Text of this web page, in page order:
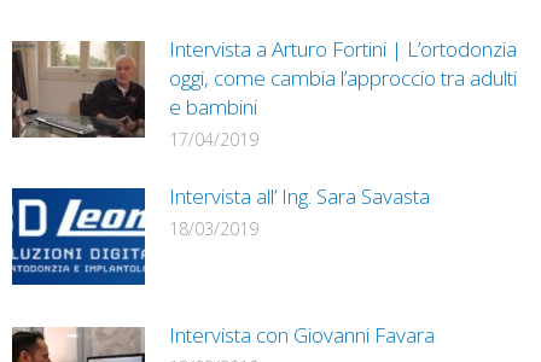
Intervista a Arturo Fortini | L’ortodonzia
oggi, come cambia l’approccio tra adulti
e bambini
17/04/2019
Intervista all’ Ing. Sara Savasta
18/03/2019
Intervista con Giovanni Favara